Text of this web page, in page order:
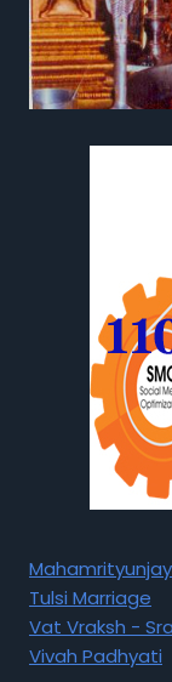
Tulsi Marriage
Vat Vraksh -
Vivah Padhyati